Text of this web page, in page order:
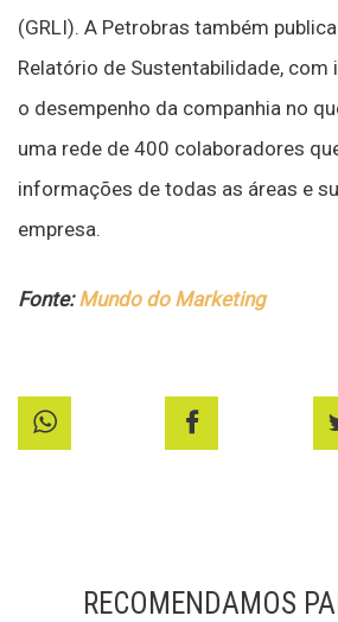
(GRLI). A Petrobras também
Relatório de Sustentabilidade,
o desempenho da companhia no
uma rede de 400 colaboradores
informações de todas as áreas e
empresa.
Fonte:Mundo do Marketing
RECOMENDAMOS